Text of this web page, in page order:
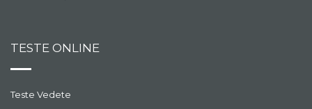
TESTE ONLINE
Teste Vedete